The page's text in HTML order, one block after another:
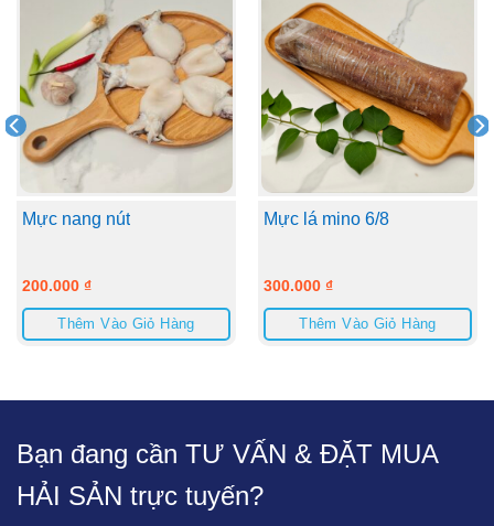
Mực nang nút
200.000 ₫
Thêm Vào Giỏ Hàng
Mực lá mino 6/8
300.000 ₫
Thêm Vào Giỏ Hàng
Bạn đang cần TƯ VẤN & ĐẶT MUA
HẢI SẢN trực tuyến?